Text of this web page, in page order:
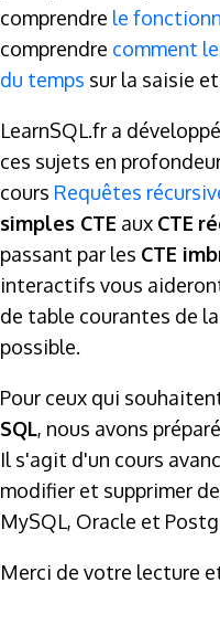
comprendre le
comprendre comment
du temps sur la saisie
LearnSQL.fr a
ces sujets en
cours Requêtes
simples CTE aux CTE
passant par les CTE
interactifs vous
de table courantes de
possible.
Pour ceux qui
SQL, nous avons
Il s'agit d'un cours
modifier et supprimer
MySQL, Oracle et
Merci de votre lecture